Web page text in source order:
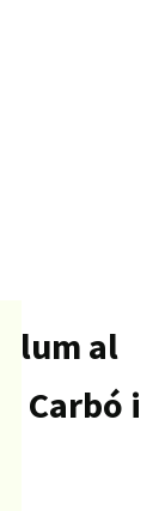
llum al
Carbó i